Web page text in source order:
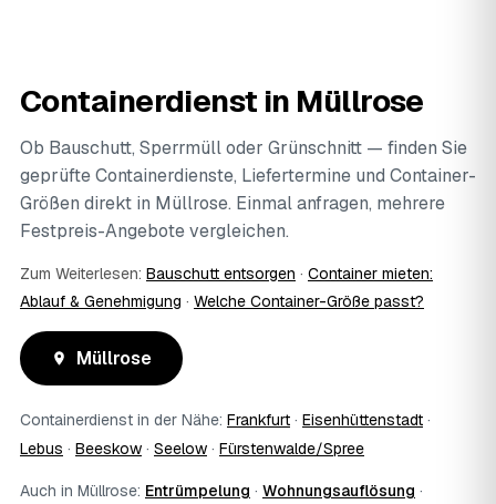
Containerdienst in Müllrose
Ob Bauschutt, Sperrmüll oder Grünschnitt — finden Sie
geprüfte Containerdienste, Liefertermine und Container-
Größen direkt in Müllrose. Einmal anfragen, mehrere
Festpreis-Angebote vergleichen.
Zum Weiterlesen: Bauschutt entsorgen · Container mieten:
Ablauf & Genehmigung · Welche Container-Größe passt?
Müllrose
Containerdienst in der Nähe: Frankfurt · Eisenhüttenstadt ·
Lebus · Beeskow · Seelow · Fürstenwalde/Spree
Auch in Müllrose: Entrümpelung · Wohnungsauflösung ·